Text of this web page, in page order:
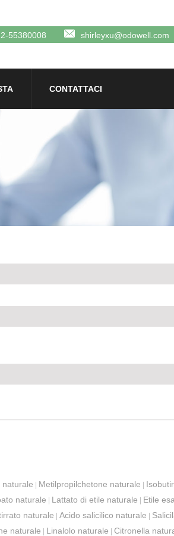
55380008 shirleyxu@odowell.com
CONTATTACI
naturale | Metilpropilchetone naturale |
naturale | Lattato di etile naturale | Etile
naturale | Acido salicilico naturale |
naturale | Linalolo naturale | Citronella